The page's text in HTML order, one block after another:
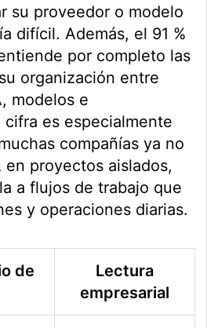
su proveedor o modelo
difícil. Además, el 91 %
por completo las
organización entre
modelos e
es especialmente
compañías ya no
proyectos aislados,
a flujos de trabajo que
y operaciones diarias.
de
Lectura
empresarial